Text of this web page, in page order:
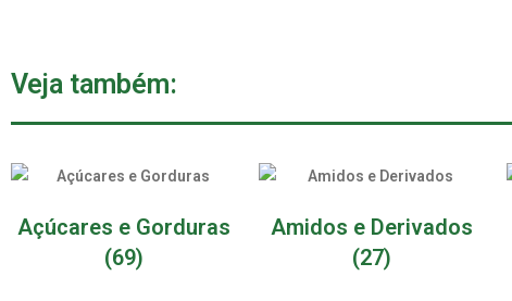
Veja também:
Açúcares e Gorduras
(69)
Amidos e Derivados
(27)